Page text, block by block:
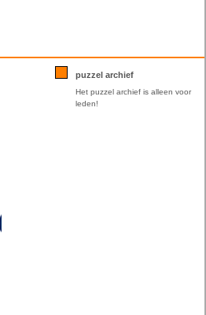
puzzel archief
Het puzzel archief is alleen voor
leden!